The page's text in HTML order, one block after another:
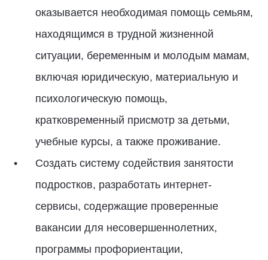
оказывается необходимая помощь семьям,
находящимся в трудной жизненной
ситуации, беременным и молодым мамам,
включая юридическую, материальную и
психологическую помощь,
кратковременный присмотр за детьми,
учебные курсы, а также проживание.
Создать систему содействия занятости
подростков, разработать интернет-
сервисы, содержащие проверенные
вакансии для несовершеннолетних,
программы профориентации,